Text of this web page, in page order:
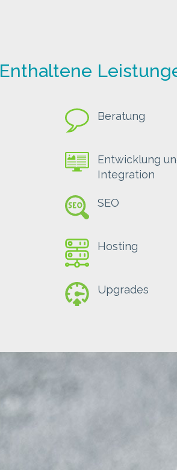
Enthaltene
Beratung
Entwicklung
Integration
SEO
Hosting
Upgrades